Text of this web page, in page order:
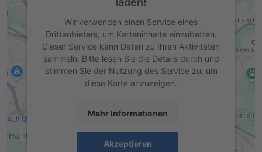
Wir verwenden einen Service eines
Drittanbieters, um Karteninhalte einzubetten.
Dieser Service kann Daten zu Ihren Aktivitäten
sammeln. Bitte lesen Sie die Details durch und
stimmen Sie der Nutzung des Service zu, um
diese Karte anzuzeigen.
Mehr Informationen
Akzeptieren